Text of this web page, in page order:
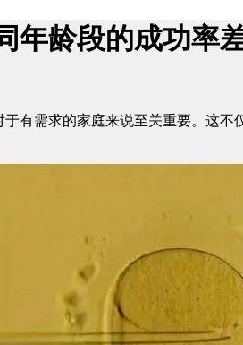
年龄段的成功率
需求的家庭来说至关重要。这不